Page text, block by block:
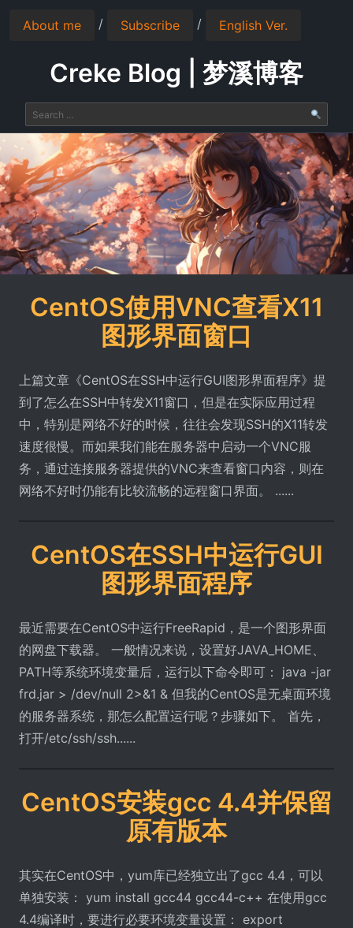
About me / Subscribe / English Ver.
Creke Blog | 梦溪博客
CentOS使用VNC查看X11
图形界面窗口
上篇文章《CentOS在SSH中运行GUI图形界面程序》提
到了怎么在SSH中转发X11窗口，但是在实际应用过程
中，特别是网络不好的时候，往往会发现SSH的X11转发
速度很慢。而如果我们能在服务器中启动一个VNC服
务，通过连接服务器提供的VNC来查看窗口内容，则在
网络不好时仍能有比较流畅的远程窗口界面。 ......
CentOS在SSH中运行GUI
图形界面程序
最近需要在CentOS中运行FreeRapid，是一个图形界面
的网盘下载器。 一般情况来说，设置好JAVA_HOME、
PATH等系统环境变量后，运行以下命令即可： java -jar
frd.jar > /dev/null 2>&1 & 但我的CentOS是无桌面环境
的服务器系统，那怎么配置运行呢？步骤如下。 首先，
打开/etc/ssh/ssh......
CentOS安装gcc 4.4并保留
原有版本
其实在CentOS中，yum库已经独立出了gcc 4.4，可以
单独安装： yum install gcc44 gcc44-c++ 在使用gcc
4.4编译时，要进行必要环境变量设置： export